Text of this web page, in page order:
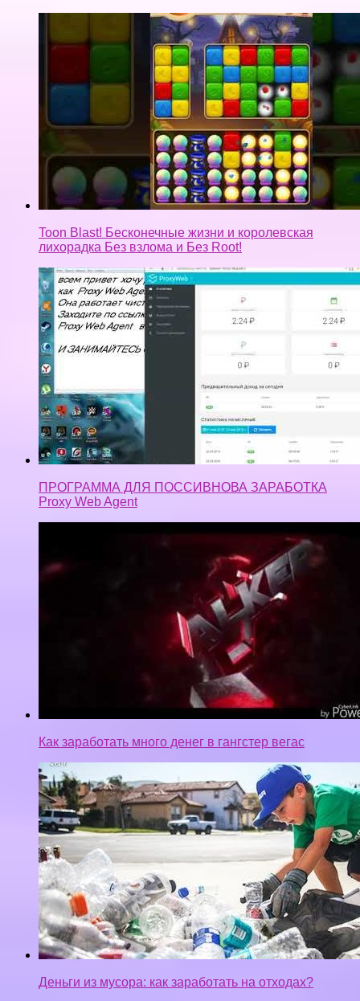
Toon Blast! Бесконечные жизни и королевская
лихорадка Без взлома и Без Root!
ПРОГРАММА ДЛЯ ПОССИВНОВА ЗАРАБОТКА
Proxy Web Agent
Как заработать много денег в гангстер вегас
Деньги из мусора: как заработать на отходах?